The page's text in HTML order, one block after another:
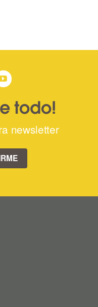
todo!
newsletter